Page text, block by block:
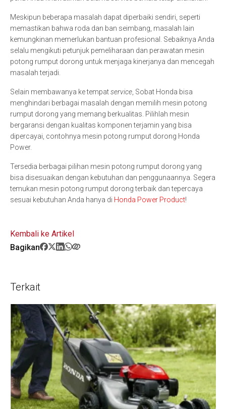
Meskipun beberapa masalah dapat diperbaiki sendiri, seperti
memastikan bahwa roda dan ban seimbang, masalah lain
kemungkinan memerlukan bantuan profesional. Sebaiknya Anda
selalu mengikuti petunjuk pemeliharaan dan perawatan mesin
potong rumput dorong untuk menjaga kinerjanya dan mencegah
masalah terjadi.
Selain membawanya ke tempatservice , Sobat Honda bisa
menghindari berbagai masalah dengan memilih mesin potong
rumput dorong yang memang berkualitas. Pilihlah mesin
bergaransi dengan kualitas komponen terjamin yang bisa
dipercayai, contohnya mesin potong rumput dorong Honda
Power.
Tersedia berbagai pilihan mesin potong rumput dorong yang
bisa disesuaikan dengan kebutuhan dan penggunaannya. Segera
temukan mesin potong rumput dorong terbaik dan tepercaya
sesuai kebutuhan Anda hanya di Honda Power Product!
Kembali ke Artikel
Bagikan
Terkait